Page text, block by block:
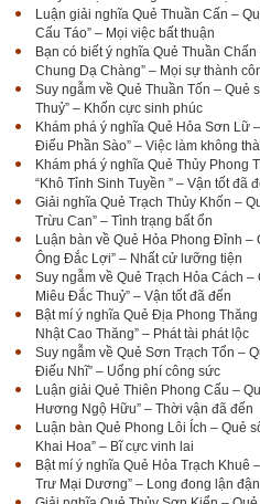
Luận giải nghĩa Quẻ Thuần Cấn –
Cấu Táo” – Mọi việc bất thuận
Bạn có biết ý nghĩa Quẻ Thuần
Chung Dạ Chàng” – Mọi sự thành
Suy ngẫm về Quẻ Thuần Tốn – Quẻ
Thuỷ” – Khốn cực sinh phúc
Khám phá ý nghĩa Quẻ Hỏa Sơn Lữ
Điểu Phần Sào” – Việc làm không
Khám phá ý nghĩa Quẻ Thủy Phong
“Khô Tỉnh Sinh Tuyền ” – Vận tốt đã
Giải nghĩa Quẻ Trạch Thủy Khốn –
Trừu Can” – Tình trạng bất ổn
Luận bàn về Quẻ Hỏa Phong Đỉnh –
Ông Đắc Lợi” – Nhất cử lưỡng tiện
Suy ngẫm về Quẻ Trạch Hỏa Cách –
Miêu Đắc Thuỷ” – Vận tốt đã đến
Bật mí ý nghĩa Quẻ Địa Phong
Nhật Cao Thăng” – Phát tài phát lộc
Suy ngẫm về Quẻ Sơn Trạch Tổn –
Điếu Nhĩ” – Uổng phí công sức
Luận giải Quẻ Thiên Phong Cấu –
Hương Ngộ Hữu” – Thời vận đã đến
Luận bàn Quẻ Phong Lôi Ích – Quẻ
Khai Hoa” – Bĩ cực vinh lai
Bật mí ý nghĩa Quẻ Hỏa Trạch Khuê
Trư Mại Dương” – Long đong lận đận